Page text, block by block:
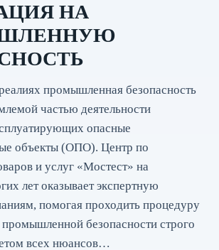
НА
промышленная безопасность
частью деятельности
опасные
объекты (ОПО). Центр по
и услуг «Мостест» на
лет оказывает экспертную
помогая проходить процедуру
безопасности строго
всех нюансов…